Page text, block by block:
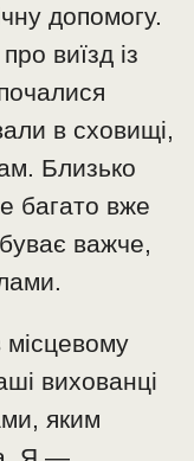
допомогу.
виїзд із
в сховищі,
Близько
багато вже
важче,
вихованці
яким